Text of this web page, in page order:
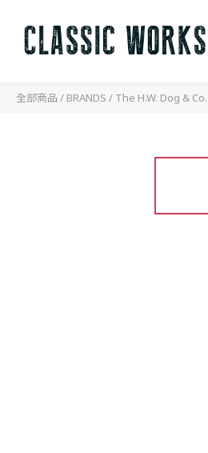
全部商品 / BRANDS / The H.W. Dog & Co.